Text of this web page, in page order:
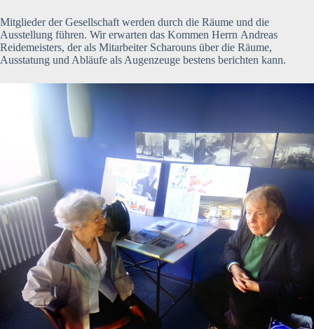
Mitglieder der Gesellschaft werden durch die Räume und die
Ausstellung führen. Wir erwarten das Kommen Herrn Andreas
Reidemeisters, der als Mitarbeiter Scharouns über die Räume,
Ausstatung und Abläufe als Augenzeuge bestens berichten kann.